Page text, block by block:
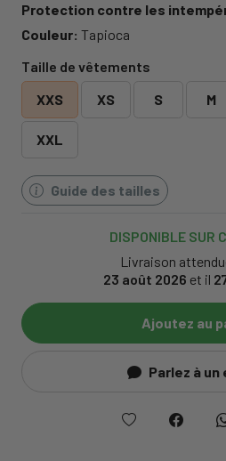
Protection contre les
Couleur: Tapioca
Taille de vêtements
XXS
XS S M
XXL
Guide des tailles
DISPONIBLE SUR
Livraison
23 août 2026 et il
Ajoutez au
Parlez à